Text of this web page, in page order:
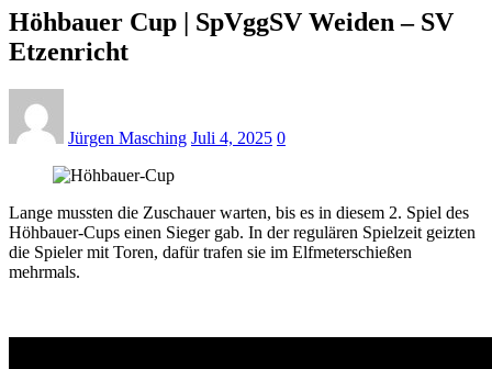
Höhbauer Cup | SpVggSV Weiden – SV
Etzenricht
Jürgen Masching Juli 4, 2025 0
Lange mussten die Zuschauer warten, bis es in diesem 2. Spiel des
Höhbauer-Cups einen Sieger gab. In der regulären Spielzeit geizten
die Spieler mit Toren, dafür trafen sie im Elfmeterschießen
mehrmals.